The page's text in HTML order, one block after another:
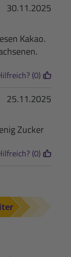
30.11.2025
Kakao.
(0)
25.11.2025
Zucker
(0)